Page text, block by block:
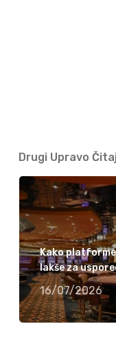
Drugi Upravo
Kako
lakše za
16/07/2026